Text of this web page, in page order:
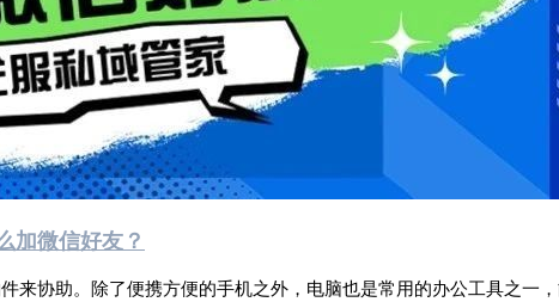
加微信好友？
协助。除了便携方便的手机之外，电脑也是常用的办公工具之一，